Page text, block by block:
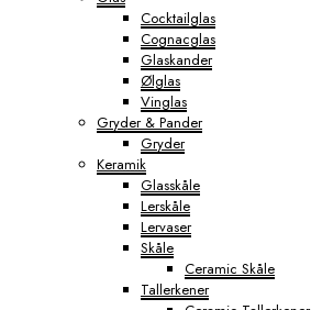
Cocktailglas
Cognacglas
Glaskander
Ølglas
Vinglas
Gryder & Pander
Gryder
Keramik
Glasskåle
Lerskåle
Lervaser
Skåle
Ceramic Skåle
Tallerkener